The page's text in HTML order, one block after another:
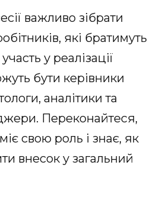
важливо зібрати
які братимуть
у реалізації
бути керівники
аналітики та
Переконайтеся,
свою роль і знає, як
внесок у загальний